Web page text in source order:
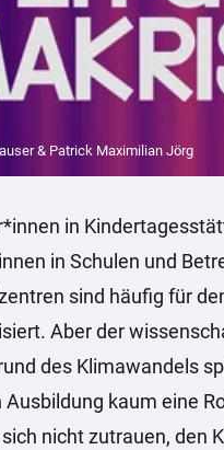
& Patrick Maximilian Jörg
in
in Schulen und
sind häufig für
Aber der
des Klimawandels
Ausbildung kaum eine
nicht zutrauen, den